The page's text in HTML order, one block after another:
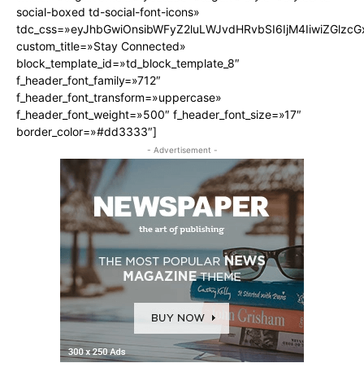
social-boxed td-social-font-icons»
custom_title=»Stay Connected»
block_template_id=»td_block_template_8″
f_header_font_family=»712″
f_header_font_transform=»uppercase»
f_header_font_weight=»500″ f_header_font_size=»17″
border_color=»#dd3333″]
- Advertisement -